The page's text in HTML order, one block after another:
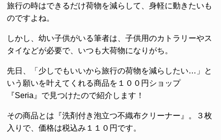
旅行の時はできるだけ荷物を減らして、身軽に動きたいも
のですよね。
しかし、幼い子供がいる筆者は、子供用のカトラリーやス
タイなどが必要で、いつも大荷物になりがち。
先日、「少しでもいいから旅行の荷物を減らしたい…」と
いう願いを叶えてくれる商品を１００円ショップ
『Seria』で見つけたので紹介します！
その商品とは『洗剤付き泡立つ不織布クリーナー』。３枚
入りで、価格は税込み１１０円です。